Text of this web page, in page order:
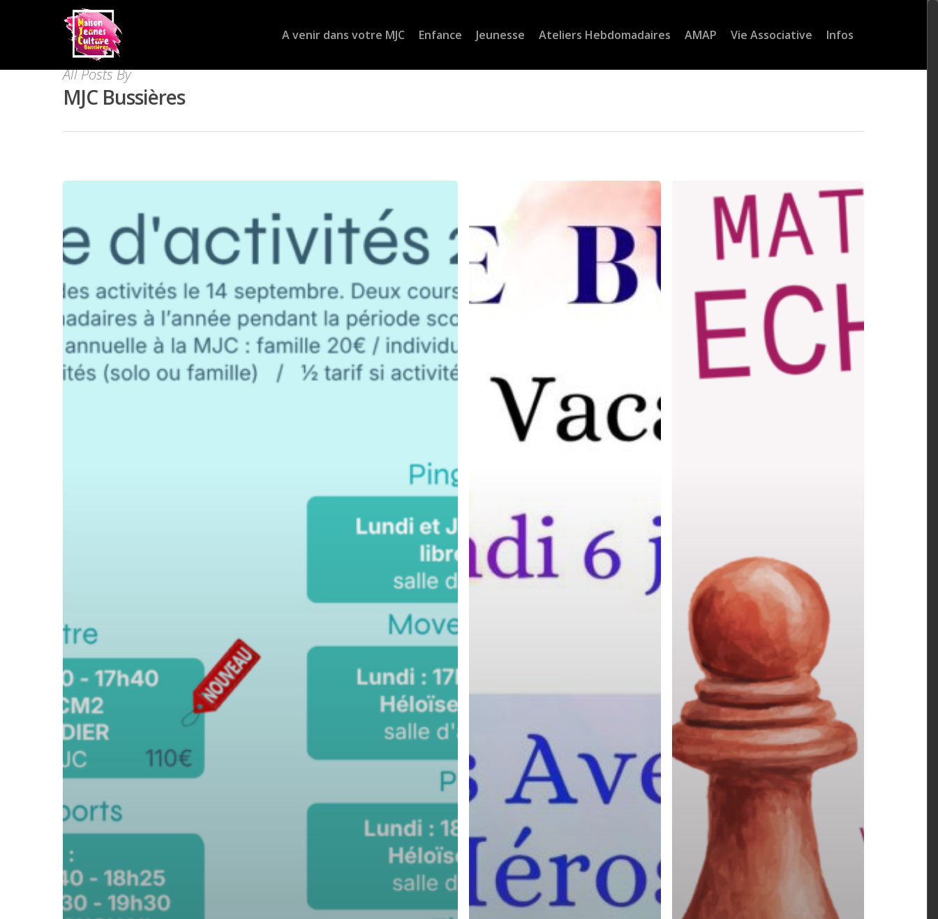
A venir dans votre MJC Enfance Jeunesse Ateliers Hebdomadaires AMAP Vie Associative Infos
All Posts By
MJC Bussières